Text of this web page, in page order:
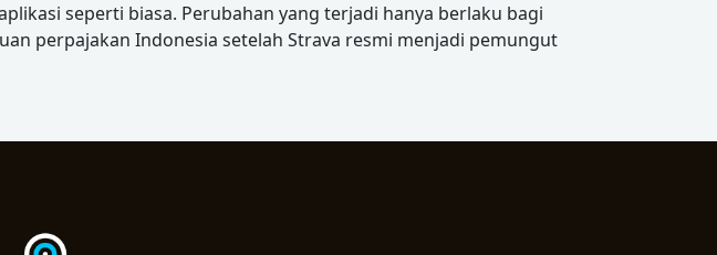
seperti biasa. Perubahan yang terjadi hanya berlaku bagi
perpajakan Indonesia setelah Strava resmi menjadi pemungut